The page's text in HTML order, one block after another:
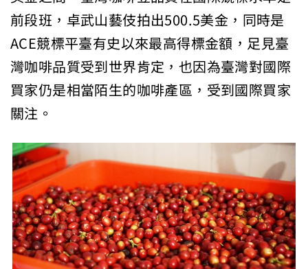
前段班，卓武山藝伎拍出500.5美金，同時是
ACE競標平臺有史以來最高得標金額，足見臺
灣咖啡品質受到世界肯定，也因為臺灣對國際
買家仍是相當陌生的咖啡產區，受到國際買家
關注。